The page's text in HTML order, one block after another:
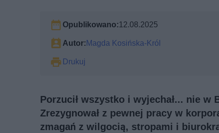
Opublikowano:12.08.2025
Autor:Magda Kosińska-Król
Drukuj
Porzucił wszystko i wyjechał... nie
Zrezygnował z pewnej pracy w
zmagań z wilgocią, stropami i